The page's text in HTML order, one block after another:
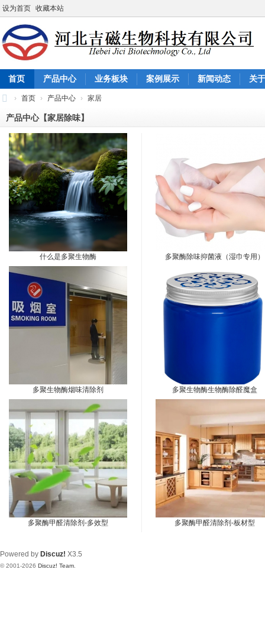
设为首页 收藏本站
首页 产品中心 业务板块 案例展示 新闻动态 关
河
北
吉
磁
生
物
科
有
限
› 首页 › 产品中心 › 家居
产品中心【家居除味】
什么是多聚生物酶 多聚酶除味抑菌液（湿巾专用）
多聚生物酶烟味清除剂 多聚生物酶生物酶除醛魔盒
多聚酶甲醛清除剂-多效型 多聚酶甲醛清除剂-板材型
Powered by Discuz! X3.5
© 2001-2026 Discuz! Team